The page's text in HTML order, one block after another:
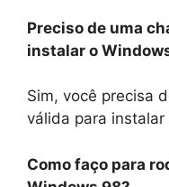
Preciso de uma
instalar o
Sim, você precisa
válida para
Como faço para